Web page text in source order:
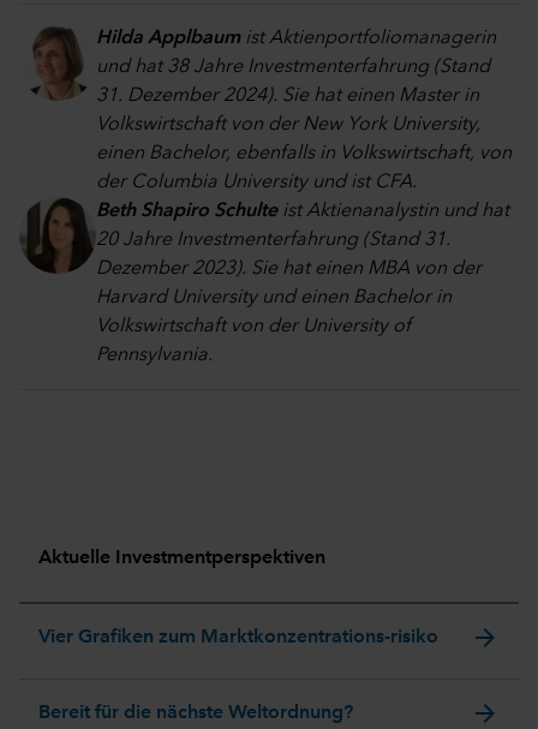
Hilda Applbaumist Aktienportfoliomanagerin
und hat 38 Jahre Investmenterfahrung (Stand
31. Dezember 2024). Sie hat einen Master in
Volkswirtschaft von der New York University,
einen Bachelor, ebenfalls in Volkswirtschaft, von
der Columbia University und ist CFA.
Beth Shapiro Schulteist Aktienanalystin und hat
20 Jahre Investmenterfahrung (Stand 31.
Dezember 2023). Sie hat einen MBA von der
Harvard University und einen Bachelor in
Volkswirtschaft von der University of
Pennsylvania.
Aktuelle Investmentperspektiven
Vier Grafiken zum Marktkonzentrations-risiko arrow_forward
Bereit für die nächste Weltordnung? arrow_forward